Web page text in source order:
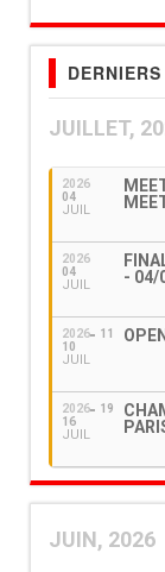
JUILLET,
2026
04
JUIL
2026
04
JUIL
- 04/
2026
10
JUIL
11
2026
16
JUIL
19
JUIN, 2026